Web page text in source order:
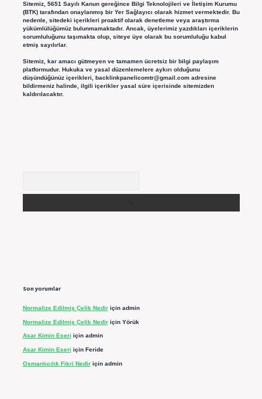
Sitemiz, 5651 Sayılı Kanun gereğince Bilgi Teknolojileri ve İletişim Kurumu
(BTK) tarafından onaylanmış bir Yer Sağlayıcı olarak hizmet vermektedir. Bu
nedenle, sitedeki içerikleri proaktif olarak denetleme veya araştırma
yükümlülüğümüz bulunmamaktadır. Ancak, üyelerimiz yazdıkları içeriklerin
sorumluluğunu taşımakta olup, siteye üye olarak bu sorumluluğu kabul
etmiş sayılırlar.
Sitemiz, kar amacı gütmeyen ve tamamen ücretsiz bir bilgi paylaşım
platformudur. Hukuka ve yasal düzenlemelere aykırı olduğunu
düşündüğünüz içerikleri, backlinkpanelicomtr@gmail.comadresine
bildirmeniz halinde, ilgili içerikler yasal süre içerisinde sitemizden
kaldırılacaktır.
Son yorumlar
Normalize Edilmiş Çelik Nediriçin admin
Normalize Edilmiş Çelik Nediriçin Yörük
Asar Kimin Eseri için admin
Asar Kimin Eseri için Feride
Osmanlıcılık Fikri Nediriçin admin